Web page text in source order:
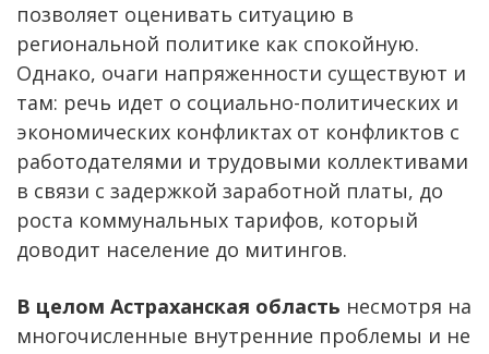
позволяет оценивать ситуацию в
региональной политике как спокойную.
Однако, очаги напряженности существуют и
там: речь идет о социально-политических и
экономических конфликтах от конфликтов с
работодателями и трудовыми коллективами
в связи с задержкой заработной платы, до
роста коммунальных тарифов, который
доводит население до митингов.
В целом Астраханская область несмотря на
многочисленные внутренние проблемы и не